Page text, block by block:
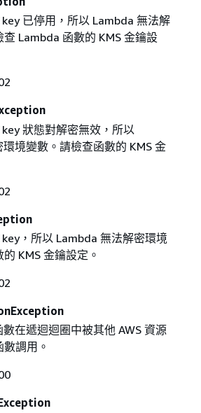
key 已停用，所以 Lambda 無法解
Lambda 函數的 KMS 金鑰設
key 狀態對解密無效，所以
境變數。請檢查函數的 KMS 金
key，所以 Lambda 無法解密環境
KMS 金鑰設定。
在遞迴迴圈中被其他 AWS 資源
調用。